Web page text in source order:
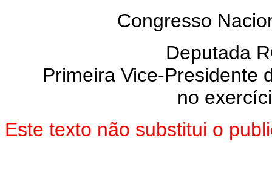
Congresso
Deputada
Primeira Vice-Presidente
no
Este texto não substitui o